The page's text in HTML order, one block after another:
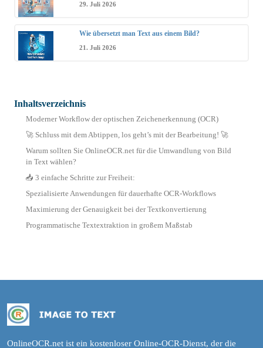
29. Juli 2026
Wie übersetzt man Text aus einem Bild?
21. Juli 2026
Inhaltsverzeichnis
Moderner Workflow der optischen Zeichenerkennung (OCR)
🚀 Schluss mit dem Abtippen, los geht’s mit der Bearbeitung! 🚀
Warum sollten Sie OnlineOCR.net für die Umwandlung von Bild
in Text wählen?
📥 3 einfache Schritte zur Freiheit:
Spezialisierte Anwendungen für dauerhafte OCR-Workflows
Maximierung der Genauigkeit bei der Textkonvertierung
Programmatische Textextraktion in großem Maßstab
OnlineOCR.net ist ein kostenloser Online-OCR-Dienst, der die